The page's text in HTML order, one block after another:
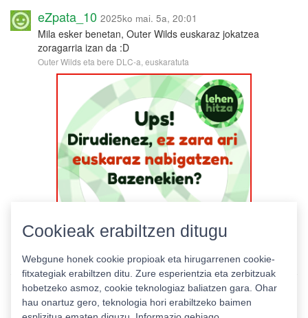
eZpata_10 2025ko mai. 5a, 20:01
Mila esker benetan, Outer Wilds euskaraz jokatzea
zoragarria izan da :D
Outer Wilds eta bere DLC-a, euskaratuta
Cookieak erabiltzen ditugu
Webgune honek cookie propioak eta hirugarrenen cookie-
fitxategiak erabiltzen ditu. Zure esperientzia eta zerbitzuak
hobetzeko asmoz, cookie teknologiaz baliatzen gara. Ohar
hau onartuz gero, teknologia hori erabiltzeko baimen